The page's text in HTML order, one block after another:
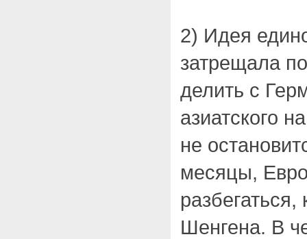
2) Идея
затрещала
делить с
азиатского
не
месяцы,
Шенгена. В